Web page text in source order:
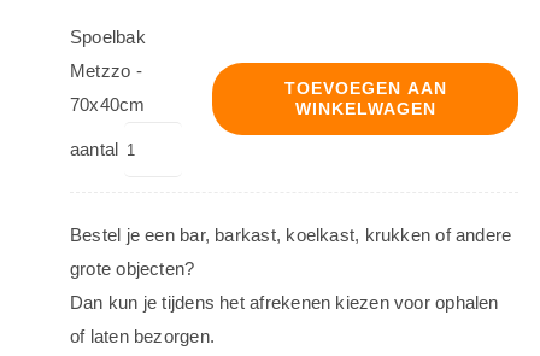
Spoelbak
Metzzo -
70x40cm
aantal
TOEVOEGEN AAN
WINKELWAGEN
Bestel je een bar, barkast, koelkast, krukken of andere
grote objecten?
Dan kun je tijdens het afrekenen kiezen voor ophalen
of laten bezorgen.